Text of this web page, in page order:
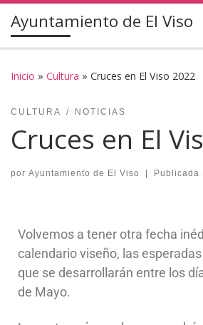
Saltar al contenido
Ayuntamiento de El Viso
Inicio » Cultura » Cruces en El Viso 2022
CULTURA NOTICIAS
Cruces en El
por Ayuntamiento de El Viso | Publicada
Volvemos a tener otra fecha
calendario viseño, las esperadas
que se desarrollarán entre los
de Mayo.